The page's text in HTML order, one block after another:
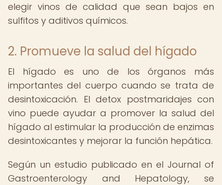
elegir vinos de calidad que sean bajos en
sulfitos y aditivos químicos.
2. Promueve la salud del hígado
El hígado es uno de los órganos más
importantes del cuerpo cuando se trata de
desintoxicación. El detox postmaridajes con
vino puede ayudar a promover la salud del
hígado al estimular la producción de enzimas
desintoxicantes y mejorar la función hepática.
Según un estudio publicado en el Journal of
Gastroenterology and Hepatology, se